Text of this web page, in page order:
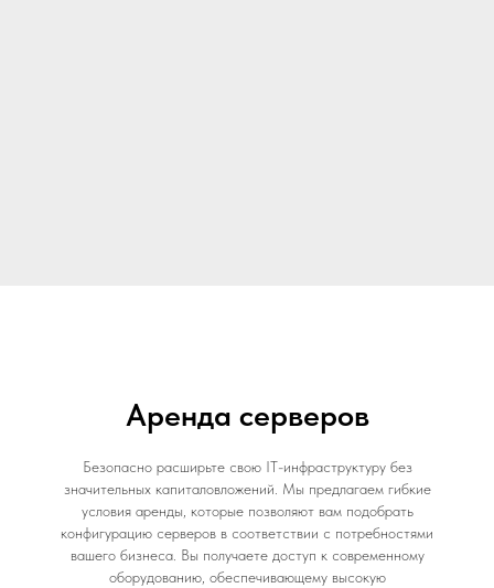
Аренда серверов
Безопасно расширьте свою IT-инфраструктуру без
значительных капиталовложений. Мы предлагаем гибкие
условия аренды, которые позволяют вам подобрать
конфигурацию серверов в соответствии с потребностями
вашего бизнеса. Вы получаете доступ к современному
оборудованию, обеспечивающему высокую